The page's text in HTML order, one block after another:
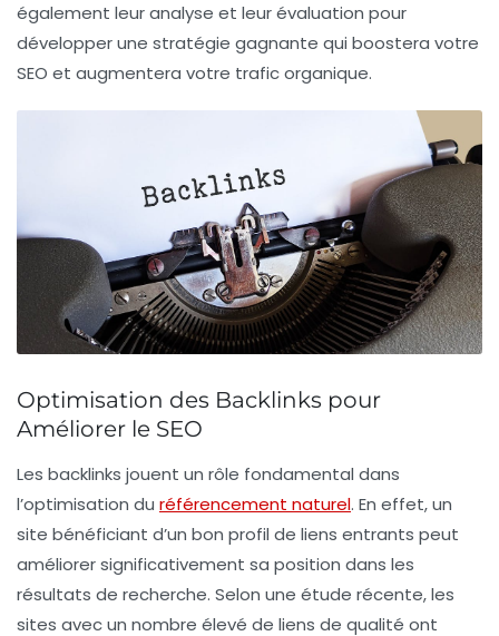
également leur analyse et leur évaluation pour
développer une stratégie gagnante qui boostera votre
SEO et augmentera votre trafic organique.
Optimisation des Backlinks pour
Améliorer le SEO
Les backlinks jouent un rôle fondamental dans
l’optimisation du référencement naturel. En effet, un
site bénéficiant d’un bon profil de liens entrants peut
améliorer significativement sa position dans les
résultats de recherche. Selon une étude récente, les
sites avec un nombre élevé de liens de qualité ont